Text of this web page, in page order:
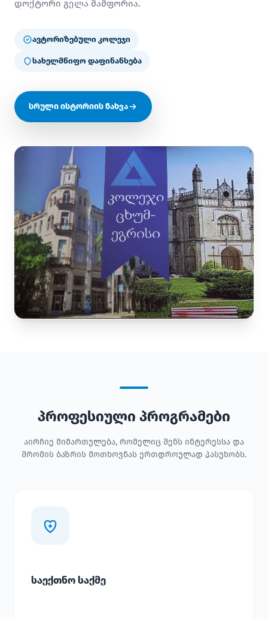
დოქტორი გელა მამფორია.
ავტორიზებული კოლეჯი
სახელმწიფო დაფინანსება
სრული ისტორიის ნახვა
პროფესიული პროგრამები
აირჩიე მიმართულება, რომელიც შენს ინტერესსა და
შრომის ბაზრის მოთხოვნას ერთდროულად პასუხობს.
საექთნო საქმე